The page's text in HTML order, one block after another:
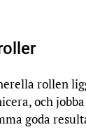
rollen
och
goda